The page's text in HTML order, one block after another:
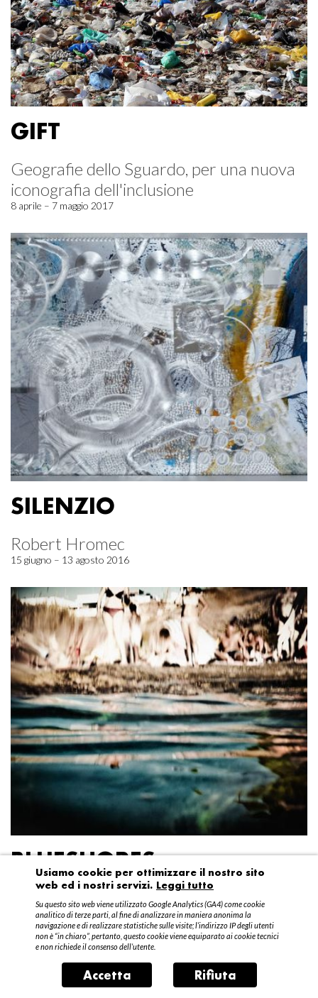
GIFT
Geografie dello Sguardo, per una nuova
iconografia dell'inclusione
8 aprile – 7 maggio 2017
SILENZIO
Robert Hromec
15 giugno – 13 agosto 2016
BLUESHORES
Federico Garibaldi
20 aprile – 15 maggio 2016
Usiamo cookie per ottimizzare il nostro sito
web ed i nostri servizi. Leggi tutto
Su questo sito web viene utilizzato Google Analytics (GA4) come cookie
analitico di terze parti, al fine di analizzare in maniera anonima la
navigazione e di realizzare statistiche sulle visite; l’indirizzo IP degli utenti
non è “in chiaro”, pertanto, questo cookie viene equiparato ai cookie tecnici
e non richiede il consenso dell’utente.
Accetta Rifiuta